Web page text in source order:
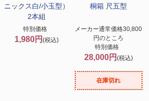
ニックス白/小玉型）
2本組
特別価格
1,980円 (税込)
桐箱 尺五型
メーカー通常価格30,800
円のところ
特別価格
28,000円 (税込)
在庫切れ